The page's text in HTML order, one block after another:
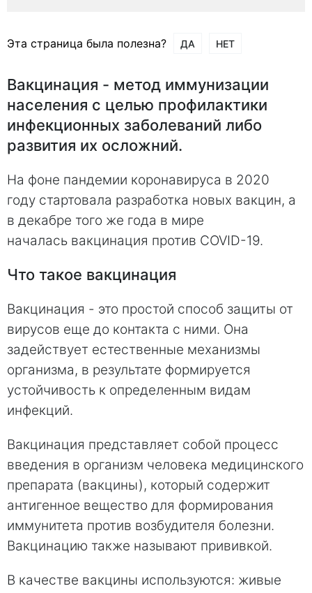
Эта страница была полезна? ДА НЕТ
Вакцинация - метод иммунизации
населения с целью профилактики
инфекционных заболеваний либо
развития их осложний.
На фоне пандемии коронавируса в 2020
году стартовала разработка новых вакцин, а
в декабре того же года в мире
началась вакцинация против COVID-19.
Что такое вакцинация
Вакцинация - это простой способ защиты от
вирусов еще до контакта с ними. Она
задействует естественные механизмы
организма, в результате формируется
устойчивость к определенным видам
инфекций.
Вакцинация представляет собой процесс
введения в организм человека медицинского
препарата (вакцины), который содержит
антигенное вещество для формирования
иммунитета против возбудителя болезни.
Вакцинацию также называют прививкой.
В качестве вакцины используются: живые